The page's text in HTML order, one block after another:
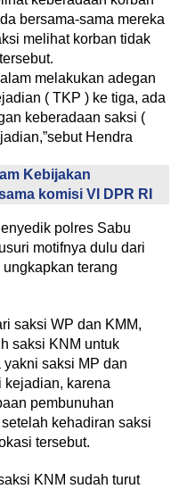
bersama-sama mereka
melihat korban tidak
melakukan adegan
( TKP ) ke tiga, ada
keberadaan saksi (
Hendra
Kebijakan
komisi VI DPR RI
polres Sabu
motifnya dulu dari
terang
saksi WP dan KMM,
saksi KNM untuk
saksi MP dan
kejadian, karena
pembunuhan
kehadiran saksi
tersebut.
KNM sudah turut